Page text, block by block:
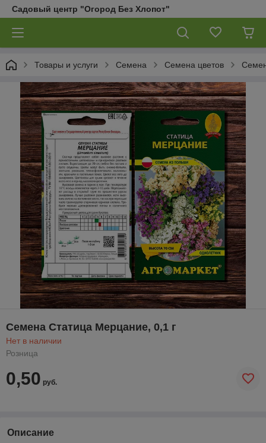
Садовый центр "Огород Без Хлопот"
Товары и услуги Семена Семена цветов
Семена Статица Мерцание, 0,1 г
Нет в наличии
Розница
0,50 руб.
Описание